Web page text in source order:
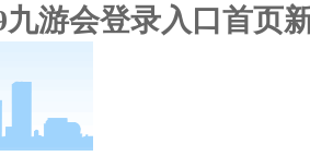
九游会登录入口首页